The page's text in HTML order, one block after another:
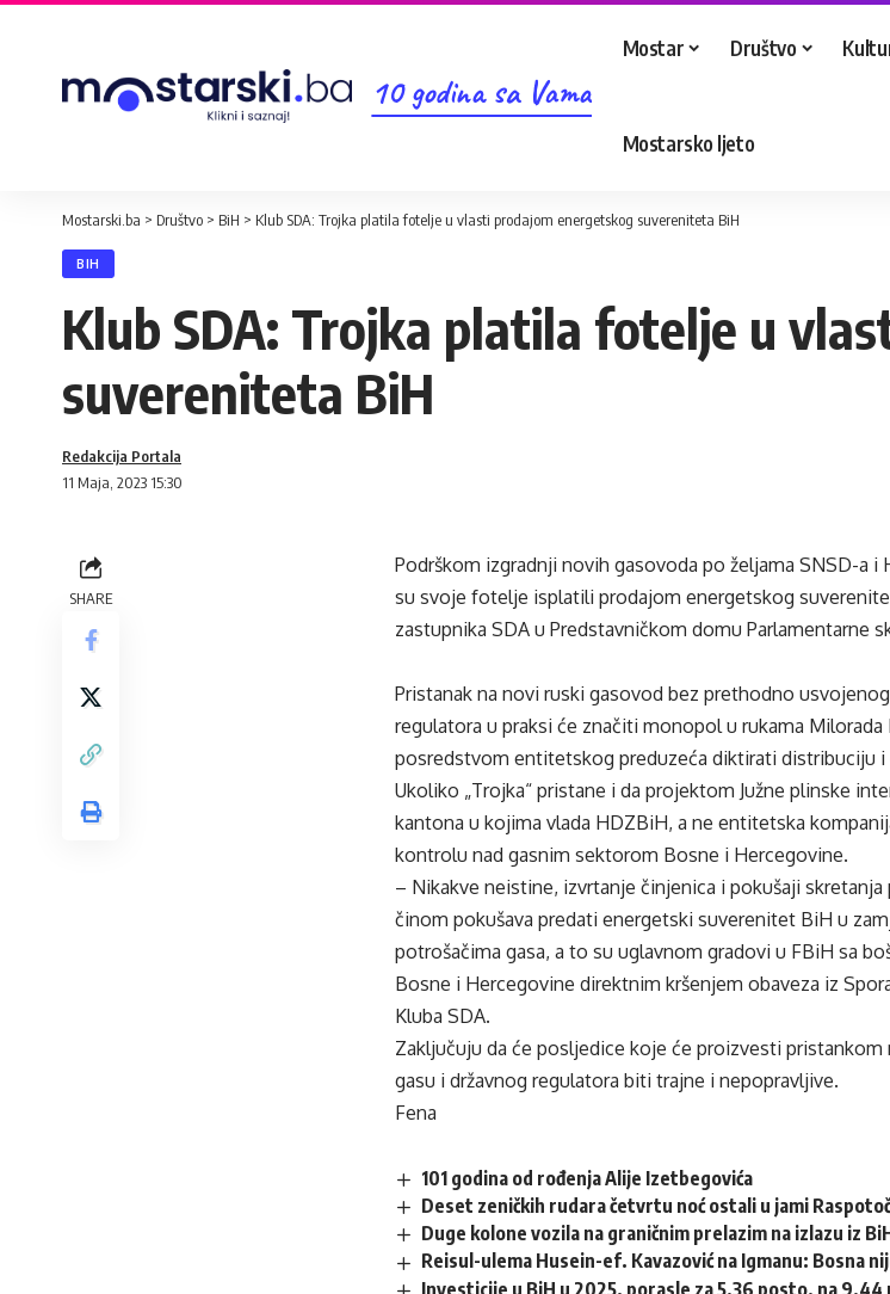
10 godina sa Vama
Mostar Društvo
Mostarsko ljeto
Mostarski.ba > Društvo > BiH > Klub SDA: Trojka platila fotelje u vlasti prodajom energetskog suvereniteta BiH
BIH
Klub SDA: Trojka platila fotelje u
suvereniteta BiH
11 Maja, 2023 15:30
Redakcija Portala
SHARE
Podrškom izgradnji novih gasovoda po željama SNSD-a i
su svoje fotelje isplatili prodajom energetskog
zastupnika SDA u Predstavničkom domu Parlamentarne
Pristanak na novi ruski gasovod bez prethodno
regulatora u praksi će značiti monopol u rukama
posredstvom entitetskog preduzeća diktirati distribuciju i
Ukoliko „Trojka“ pristane i da projektom Južne plinske
kantona u kojima vlada HDZBiH, a ne entitetska
kontrolu nad gasnim sektorom Bosne i Hercegovine.
– Nikakve neistine, izvrtanje činjenica i pokušaji
činom pokušava predati energetski suverenitet BiH u
potrošačima gasa, a to su uglavnom gradovi u FBiH sa
Bosne i Hercegovine direktnim kršenjem obaveza iz
Kluba SDA.
Zaključuju da će posljedice koje će proizvesti pristankom
gasu i državnog regulatora biti trajne i nepopravljive.
Fena
101 godina od rođenja Alije Izetbegovića
Deset zeničkih rudara četvrtu noć ostali u jami
Duge kolone vozila na graničnim prelazim na izlazu iz
Reisul-ulema Husein-ef. Kavazović na Igmanu: Bosna
Investicije u BiH u 2025. porasle za 5,36 posto, na 9,44